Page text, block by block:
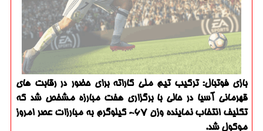
بازی فوتبال: تركیب تیم ملی كاراته برای حضور در رقابت های
قهرمانی آسیا در حالی با برگزاری هفت مبارزه مشخص شد كه
تكلیف انتخاب نماینده وزن ۶۷- كیلوگرم به مبارزات عصر امروز
موكول شد.